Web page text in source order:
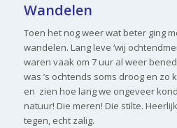
Wandelen
Toen het nog weer wat beter ging
wandelen. Lang leve ‘wij
waren vaak om 7 uur al weer
was ’s ochtends soms droog en zo
en zien hoe lang we ongeveer
natuur! Die meren! Die stilte.
tegen, echt zalig.